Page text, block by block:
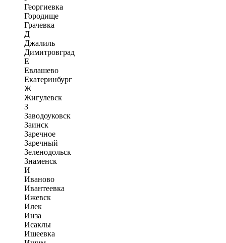
Георгиевка
Городище
Грачевка
Д
Джалиль
Димитровград
Е
Евлашево
Екатеринбург
Ж
Жигулевск
З
Заводоуковск
Заинск
Заречное
Заречный
Зеленодольск
Знаменск
И
Иваново
Ивантеевка
Ижевск
Илек
Инза
Исаклы
Ишеевка